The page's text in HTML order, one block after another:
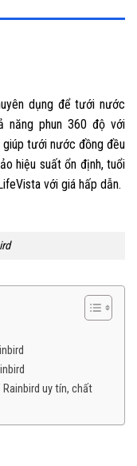
dụng để tưới nước
năng phun 360 độ với
giúp tưới nước đồng đều
hiệu suất ổn định, tuổi
với giá hấp dẫn.
uy tín, chất